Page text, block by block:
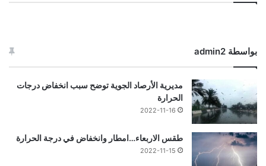
بواسطة admin2
مديرية الأرصاد الجوية توضح سبب انخفاض درجات
الحرارة
2022-11-16
طقس الاربعاء…امطار وانخفاض في درجة الحرارة
2022-11-15